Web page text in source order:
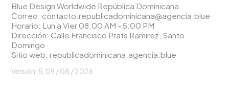
Blue Design Worldwide República Dominicana
Correo: contacto.republicadominicana@agencia.blue
Horario: Lun a Vier 08:00 AM - 5:00 PM
Dirección: Calle Francisco Prats Ramirez, Santo
Domingo
Sitio web:republicadominicana.agencia.blue
Versión: 5, 09 / 08 / 2026